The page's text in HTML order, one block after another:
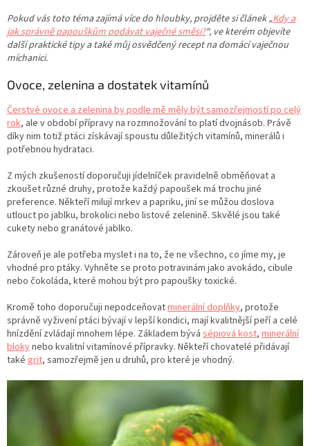
Pokud vás toto téma zajímá více do hloubky, projděte si článek „Kdy a
jak správně papouškům podávat vaječné směsi?“, ve kterém objevíte
další praktické tipy a také můj osvědčený recept na domácí vaječnou
míchanici.
Ovoce, zelenina a dostatek vitamínů
Čerstvé ovoce a zelenina by podle mě měly být samozřejmostí po celý
rok, ale v období přípravy na rozmnožování to platí dvojnásob. Právě
díky nim totiž ptáci získávají spoustu důležitých vitamínů, minerálů i
potřebnou hydrataci.
Z mých zkušeností doporučuji jídelníček pravidelně obměňovat a
zkoušet různé druhy, protože každý papoušek má trochu jiné
preference. Někteří milují mrkev a papriku, jiní se můžou doslova
utlouct po jablku, brokolici nebo listové zelenině. Skvělé jsou také
cukety nebo granátové jablko.
Zároveň je ale potřeba myslet i na to, že ne všechno, co jíme my, je
vhodné pro ptáky. Vyhněte se proto potravinám jako avokádo, cibule
nebo čokoláda, které mohou být pro papoušky toxické.
Kromě toho doporučuji nepodceňovatminerální doplňky, protože
správně vyživení ptáci bývají v lepší kondici, mají kvalitnější peří a celé
hnízdění zvládají mnohem lépe. Základem bývá sépiová kost, minerální
blokynebo kvalitní vitamínové přípravky. Někteří chovatelé přidávají
také grit, samozřejmě jen u druhů, pro které je vhodný.